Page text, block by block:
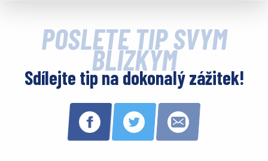
POŠLETE TIP SVÝM
BLÍZKÝM
Sdílejte tip na dokonalý zážitek!